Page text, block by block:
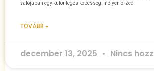
valójában egy különleges képesség: mélyen érzed
TOVÁBB »
december 13, 2025 Nincs